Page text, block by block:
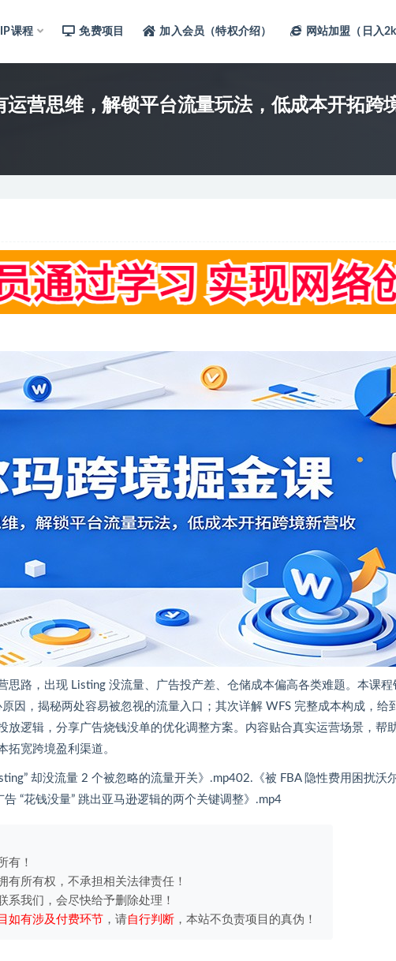
课程 免费项目 加入会员（特权介绍） 网站加盟（日入2k
营思维，解锁平台流量玩法，低成本开拓跨
思路，出现 Listing 没流量、广告投产差、仓储成本偏高各类难题。本课程
因，揭秘两处容易被忽视的流量入口；其次详解 WFS 完整成本构成，给
放逻辑，分享广告烧钱没单的优化调整方案。内容贴合真实运营场景，帮
拓宽跨境盈利渠道。
却没流量 2 个被忽略的流量开关》.mp402.《被 FBA 隐性费用困扰沃
“花钱没量” 跳出亚马逊逻辑的两个关键调整》.mp4
有！
有所有权，不承担相关法律责任！
系我们，会尽快给予删除处理！
如有涉及付费环节 ，请自行判断 ，本站不负责项目的真伪！